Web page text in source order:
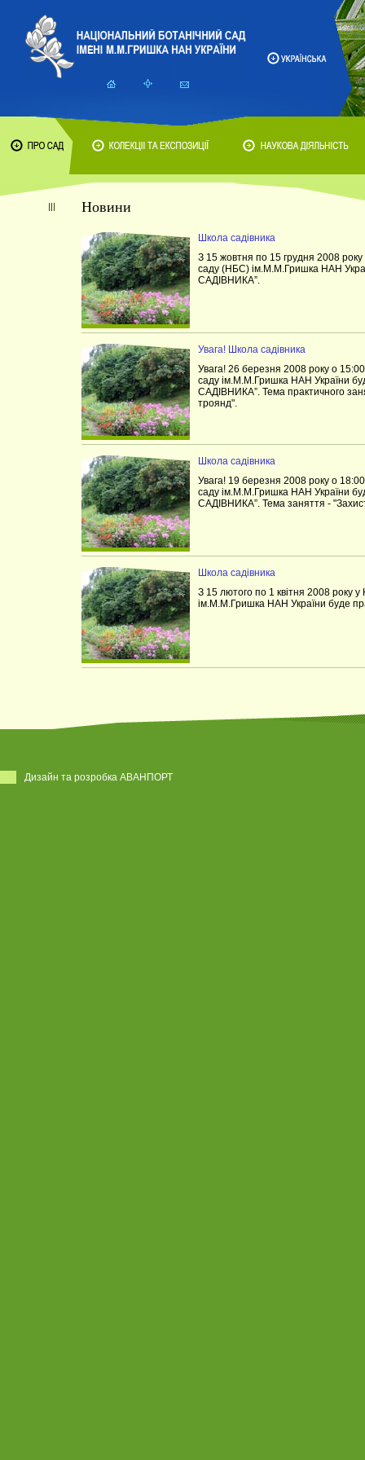
Новини
Школа садівника
З 15 жовтня по 15 грудня 2008
саду (НБС) ім.М.М.Гришка НАН
САДІВНИКА”.
Увага! Школа садівника
Увага! 26 березня 2008 року о
саду ім.М.М.Гришка НАН України
САДІВНИКА”. Тема практичного
троянд".
Школа садівника
Увага! 19 березня 2008 року о
саду ім.М.М.Гришка НАН України
САДІВНИКА”. Тема заняття -
Школа садівника
З 15 лютого по 1 квітня 2008 року
ім.М.М.Гришка НАН України буде
Дизайн та розробка АВАНПОРТ